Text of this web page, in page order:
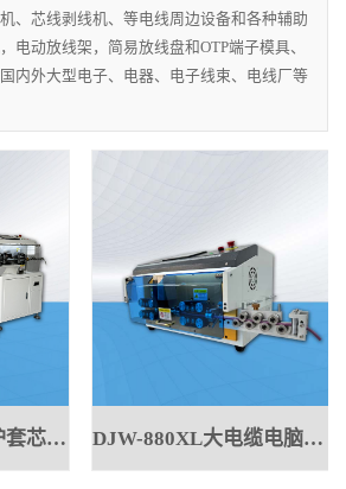
、芯线剥线机、等电线周边设备和各种辅助
电动放线架，简易放线盘和OTP端子模具、
内外大型电子、电器、电子线束、电线厂等
DJW-880H全自动护套芯线一体机φ15MM DJW-880XL大电缆电脑剥线机6-70方